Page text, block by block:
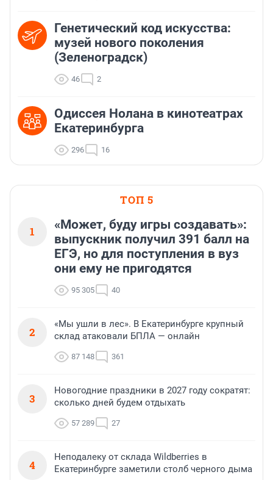
Генетический код искусства:
музей нового поколения
(Зеленоградск)
46 2
Одиссея Нолана в кинотеатрах
Екатеринбурга
296 16
ТОП 5
1
«Может, буду игры создавать»:
выпускник получил 391 балл на
ЕГЭ, но для поступления в вуз
они ему не пригодятся
95 305 40
2
«Мы ушли в лес». В Екатеринбурге крупный
склад атаковали БПЛА — онлайн
87 148 361
3
Новогодние праздники в 2027 году сократят:
сколько дней будем отдыхать
57 289 27
4
Неподалеку от склада Wildberries в
Екатеринбурге заметили столб черного дыма